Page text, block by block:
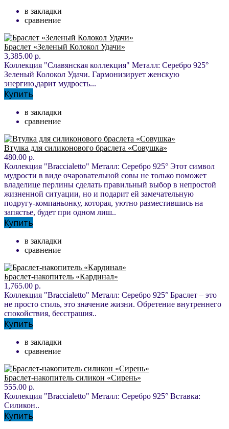
в закладки
сравнение
Браслет «Зеленый Колокол Удачи»
3,385.00 р.
Коллекция "Славянская коллекция" Металл: Серебро 925°
Зеленый Колокол Удачи. Гармонизирует женскую
энергию,дарит мудрость...
Купить
в закладки
сравнение
Втулка для силиконового браслета «Совушка»
480.00 р.
Коллекция "Braccialetto" Металл: Серебро 925° Этот символ
мудрости в виде очаровательной совы не только поможет
владелице перлины сделать правильный выбор в непростой
жизненной ситуации, но и подарит ей замечательную
подругу-компаньонку, которая, уютно разместившись на
запястье, будет при одном лиш..
Купить
в закладки
сравнение
Браслет-накопитель «Кардинал»
1,765.00 р.
Коллекция "Braccialetto" Металл: Серебро 925° Браслет – это
не просто стиль, это значение жизни. Обретение внутреннего
спокойствия, бесстрашия..
Купить
в закладки
сравнение
Браслет-накопитель силикон «Сирень»
555.00 р.
Коллекция "Braccialetto" Металл: Серебро 925° Вставка:
Силикон..
Купить